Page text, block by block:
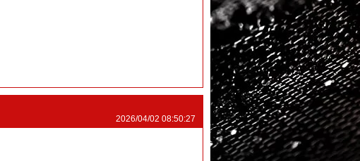
2026/04/02 08:50:27